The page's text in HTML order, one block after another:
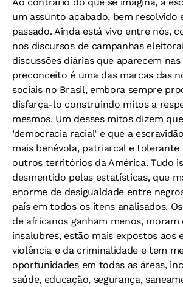
um assunto acabado, bem resolvido
passado. Ainda está vivo entre nós,
nos discursos de campanhas
discussões diárias que aparecem nas
preconceito é uma das marcas das
sociais no Brasil, embora sempre
disfarça-lo construindo mitos a
mesmos. Um desses mitos dizem
‘democracia racial’ e que a
mais benévola, patriarcal e tolerante
outros territórios da América. Tudo
desmentido pelas estatísticas, que
enorme de desigualdade entre
país em todos os itens analisados.
de africanos ganham menos, moram
insalubres, estão mais expostos aos
violência e da criminalidade e tem
oportunidades em todas as áreas,
saúde, educação, segurança,